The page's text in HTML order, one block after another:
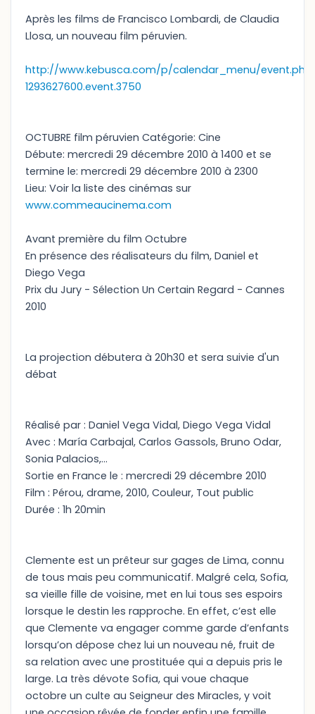
Après les films de Francisco Lombardi, de Claudia
Llosa, un nouveau film péruvien.
http://www.kebusca.com/p/calendar_menu/
1293627600.event.3750
OCTUBRE film péruvien Catégorie: Cine
Débute: mercredi 29 décembre 2010 à 1400 et se
termine le: mercredi 29 décembre 2010 à 2300
Lieu: Voir la liste des cinémas sur
www.commeaucinema.com
Avant première du film Octubre
En présence des réalisateurs du film, Daniel et
Diego Vega
Prix du Jury - Sélection Un Certain Regard - Cannes
2010
La projection débutera à 20h30 et sera suivie d'un
débat
Réalisé par : Daniel Vega Vidal, Diego Vega Vidal
Avec : María Carbajal, Carlos Gassols, Bruno Odar,
Sonia Palacios,...
Sortie en France le : mercredi 29 décembre 2010
Film : Pérou, drame, 2010, Couleur, Tout public
Durée : 1h 20min
Clemente est un prêteur sur gages de Lima, connu
de tous mais peu communicatif. Malgré cela, Sofia,
sa vieille fille de voisine, met en lui tous ses espoirs
lorsque le destin les rapproche. En effet, c’est elle
que Clemente va engager comme garde d’enfants
lorsqu’on dépose chez lui un nouveau né, fruit de
sa relation avec une prostituée qui a depuis pris le
large. La très dévote Sofia, qui voue chaque
octobre un culte au Seigneur des Miracles, y voit